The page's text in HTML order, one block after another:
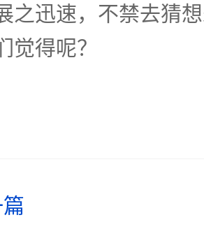
之迅速，不禁去猜
觉得呢？